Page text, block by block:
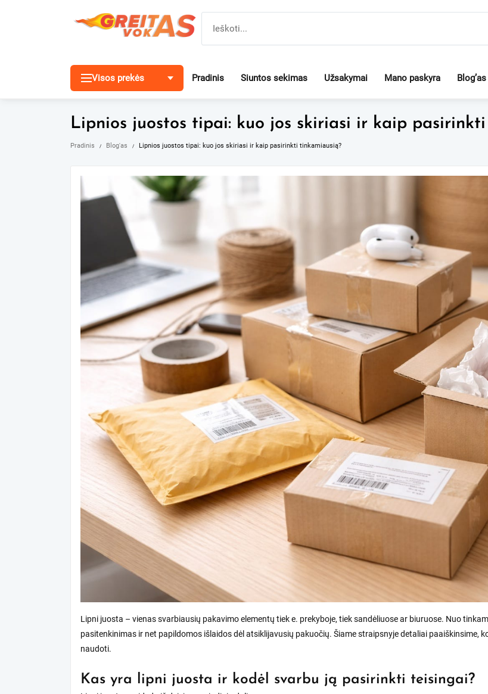
Visos prekės Pradinis Siuntos sekimas Užsakymai Mano paskyra Blog’as
Lipnios juostos tipai: kuo jos skiriasi ir kaip
Pradinis Blog'as Lipnios juostos tipai: kuo jos skiriasi ir kaip pasirinkti tinkamiausią?
Lipni juosta – vienas svarbiausių pakavimo elementų tiek e. prekyboje, tiek sandėliuose ar biuruose. Nuo
pasitenkinimas ir net papildomos išlaidos dėl atsiklijavusių pakuočių. Šiame straipsnyje detaliai paaiškinsime,
naudoti.
Kas yra lipni juosta ir kodėl svarbu ją pasirinkti teisingai?